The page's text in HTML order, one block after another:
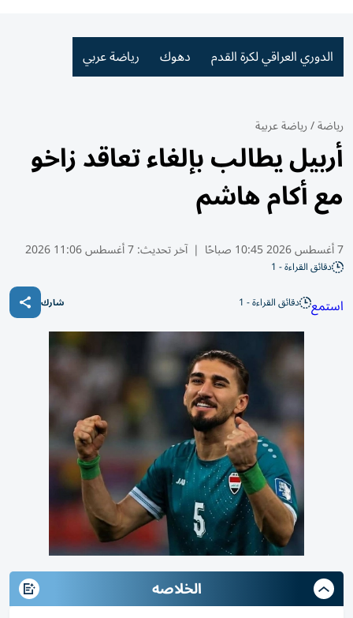
الدوري العراقي لكرة القدم دهوك رياضة عربي
رياضة/رياضة عربية
أربيل يطالب بإلغاء تعاقد زاخو
مع أكام هاشم
7 أغسطس 2026 10:45 صباحًا | آخر تحديث:7 أغسطس 11:06 2026
دقائق القراءة - 1
استمع دقائق القراءة - 1 شارك
الخلاصه